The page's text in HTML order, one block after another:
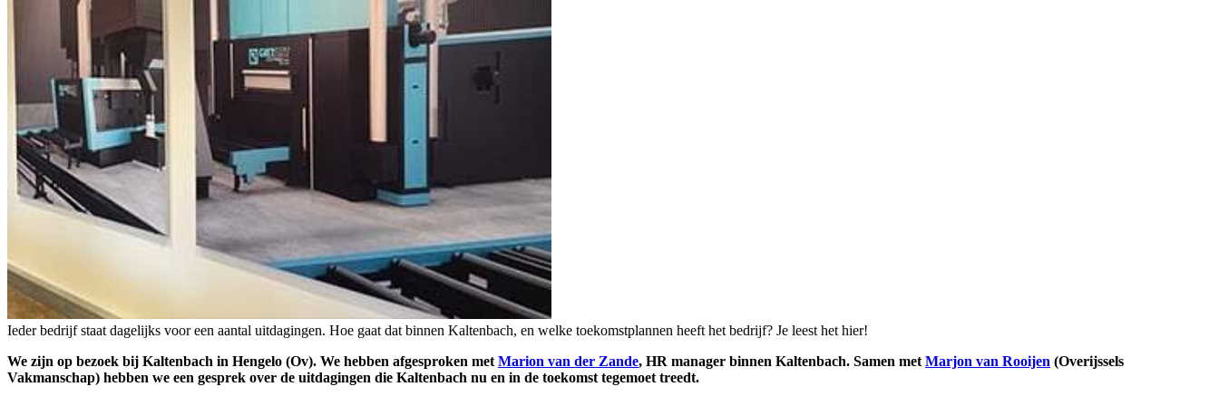
Ieder bedrijf staat dagelijks voor een aantal uitdagingen. Hoe gaat dat binnen Kaltenbach, en welke toekomstplannen heeft het bedrijf? Je leest het hier!
We zijn op bezoek bij Kaltenbach in Hengelo (Ov). We hebben afgesproken met Marion van der Zande, HR manager binnen Kaltenbach. Samen met Marjon van Rooijen (Overijssels
Vakmanschap) hebben we een gesprek over de uitdagingen die Kaltenbach nu en in de toekomst tegemoet treedt.